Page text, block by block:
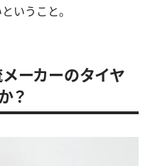
いうこと。
ーカーのタイヤ
？